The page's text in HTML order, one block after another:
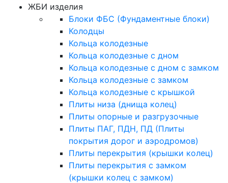
ЖБИ изделия
Блоки ФБС (Фундаментные блоки)
Колодцы
Кольца колодезные
Кольца колодезные с дном
Кольца колодезные с дном с замком
Кольца колодезные с замком
Кольца колодезные с крышкой
Плиты низа (днища колец)
Плиты опорные и разгрузочные
Плиты ПАГ, ПДН, ПД (Плиты
покрытия дорог и аэродромов)
Плиты перекрытия (крышки колец)
Плиты перекрытия с замком
(крышки колец с замком)